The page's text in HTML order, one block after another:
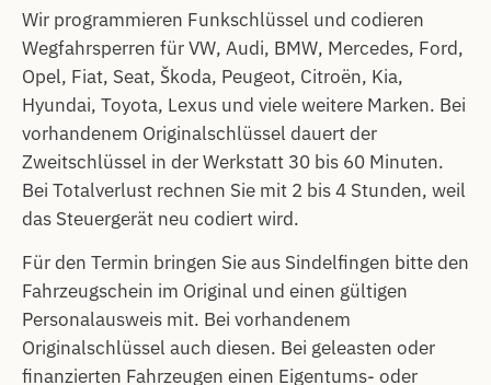
Wir programmieren Funkschlüssel und codieren
Wegfahrsperren für VW, Audi, BMW, Mercedes, Ford,
Opel, Fiat, Seat, Škoda, Peugeot, Citroën, Kia,
Hyundai, Toyota, Lexus und viele weitere Marken. Bei
vorhandenem Originalschlüssel dauert der
Zweitschlüssel in der Werkstatt 30 bis 60 Minuten.
Bei Totalverlust rechnen Sie mit 2 bis 4 Stunden, weil
das Steuergerät neu codiert wird.
Für den Termin bringen Sie aus Sindelfingen bitte den
Fahrzeugschein im Original und einen gültigen
Personalausweis mit. Bei vorhandenem
Originalschlüssel auch diesen. Bei geleasten oder
finanzierten Fahrzeugen einen Eigentums- oder